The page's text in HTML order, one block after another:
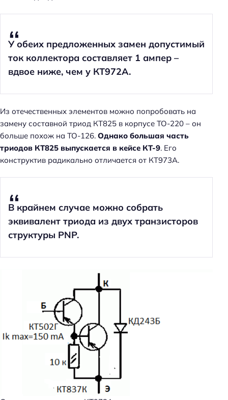
У обеих предложенных замен допустимый
ток коллектора составляет 1 ампер –
вдвое ниже, чем у КТ972А.
Из отечественных элементов можно попробовать на
замену составной триод КТ825 в корпусе TO-220 – он
больше похож на TO-126. Однако большая часть
триодов КТ825 выпускается в кейсе КТ-9. Его
конструктив радикально отличается от КТ973А.
В крайнем случае можно собрать
эквивалент триода из двух транзисторов
структуры PNP.